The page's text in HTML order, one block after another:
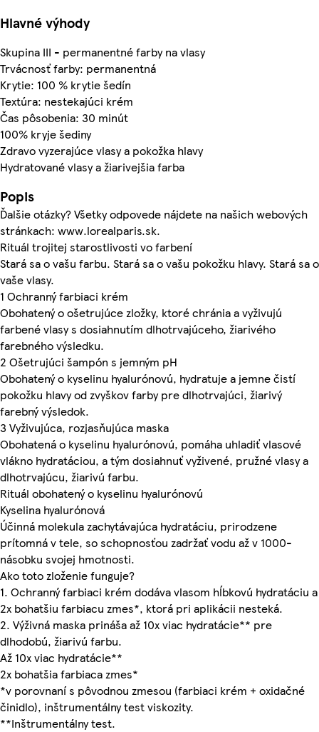
Hlavné výhody
Skupina III - permanentné farby na vlasy
Trvácnosť farby: permanentná
Krytie: 100 % krytie šedín
Textúra: nestekajúci krém
Čas pôsobenia: 30 minút
100% kryje šediny
Zdravo vyzerajúce vlasy a pokožka hlavy
Hydratované vlasy a žiarivejšia farba
Popis
Ďalšie otázky? Všetky odpovede nájdete na našich webových
stránkach: www.lorealparis.sk.
Rituál trojitej starostlivosti vo farbení
Stará sa o vašu farbu. Stará sa o vašu pokožku hlavy. Stará sa o
vaše vlasy.
1 Ochranný farbiaci krém
Obohatený o ošetrujúce zložky, ktoré chránia a vyživujú
farbené vlasy s dosiahnutím dlhotrvajúceho, žiarivého
farebného výsledku.
2 Ošetrujúci šampón s jemným pH
Obohatený o kyselinu hyalurónovú, hydratuje a jemne čistí
pokožku hlavy od zvyškov farby pre dlhotrvajúci, žiarivý
farebný výsledok.
3 Vyživujúca, rozjasňujúca maska
Obohatená o kyselinu hyalurónovú, pomáha uhladiť vlasové
vlákno hydratáciou, a tým dosiahnuť vyživené, pružné vlasy a
dlhotrvajúcu, žiarivú farbu.
Rituál obohatený o kyselinu hyalurónovú
Kyselina hyalurónová
Účinná molekula zachytávajúca hydratáciu, prirodzene
prítomná v tele, so schopnosťou zadržať vodu až v 1000-
násobku svojej hmotnosti.
Ako toto zloženie funguje?
1. Ochranný farbiaci krém dodáva vlasom hĺbkovú hydratáciu a
2x bohatšiu farbiacu zmes*, ktorá pri aplikácii nesteká.
2. Výživná maska prináša až 10x viac hydratácie** pre
dlhodobú, žiarivú farbu.
Až 10x viac hydratácie**
2x bohatšia farbiaca zmes*
*v porovnaní s pôvodnou zmesou (farbiaci krém + oxidačné
činidlo), inštrumentálny test viskozity.
**Inštrumentálny test.